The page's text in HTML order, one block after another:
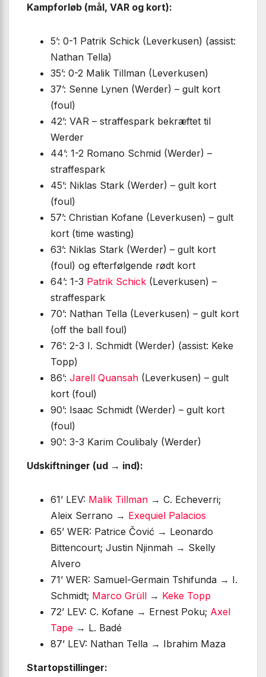
Kampforløb (mål, VAR og kort):
5’: 0-1 Patrik Schick (Leverkusen) (assist:
Nathan Tella)
35’: 0-2 Malik Tillman (Leverkusen)
37’: Senne Lynen (Werder) – gult kort
(foul)
42’: VAR – straffespark bekræftet til
Werder
44’: 1-2 Romano Schmid (Werder) –
straffespark
45’: Niklas Stark (Werder) – gult kort
(foul)
57’: Christian Kofane (Leverkusen) – gult
kort (time wasting)
63’: Niklas Stark (Werder) – gult kort
(foul) og efterfølgende rødt kort
64’: 1-3 Patrik Schick (Leverkusen) –
straffespark
70’: Nathan Tella (Leverkusen) – gult kort
(off the ball foul)
76’: 2-3 I. Schmidt (Werder) (assist: Keke
Topp)
86’: Jarell Quansah (Leverkusen) – gult
kort (foul)
90’: Isaac Schmidt (Werder) – gult kort
(foul)
90’: 3-3 Karim Coulibaly (Werder)
Udskiftninger (ud → ind):
61’ LEV: Malik Tillman → C. Echeverri;
Aleix Serrano → Exequiel Palacios
65’ WER: Patrice Čović → Leonardo
Bittencourt; Justin Njinmah → Skelly
Alvero
71’ WER: Samuel-Germain Tshifunda → I.
Schmidt; Marco Grüll → Keke Topp
72’ LEV: C. Kofane → Ernest Poku; Axel
Tape → L. Badé
87’ LEV: Nathan Tella → Ibrahim Maza
Startopstillinger: